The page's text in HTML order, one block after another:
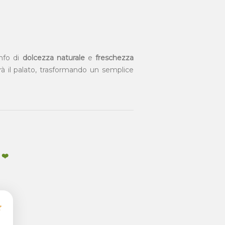
di dolcezza naturaleefreschezza
il palato, trasformando un semplice
❤️